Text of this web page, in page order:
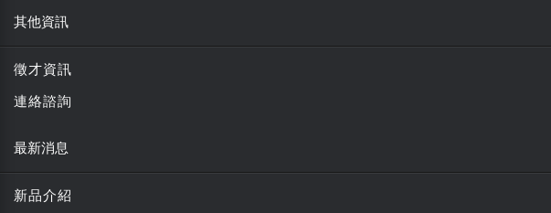
其他資訊
徵才資訊
連絡諮詢
最新消息
新品介紹